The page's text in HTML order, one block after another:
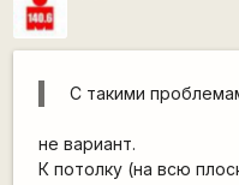
С такими
не вариант.
К потолку (на всю